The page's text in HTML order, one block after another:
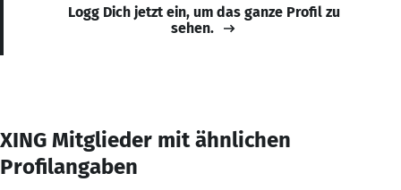
Logg Dich jetzt ein, um das ganze Profil zu
sehen.
XING Mitglieder mit ähnlichen
Profilangaben